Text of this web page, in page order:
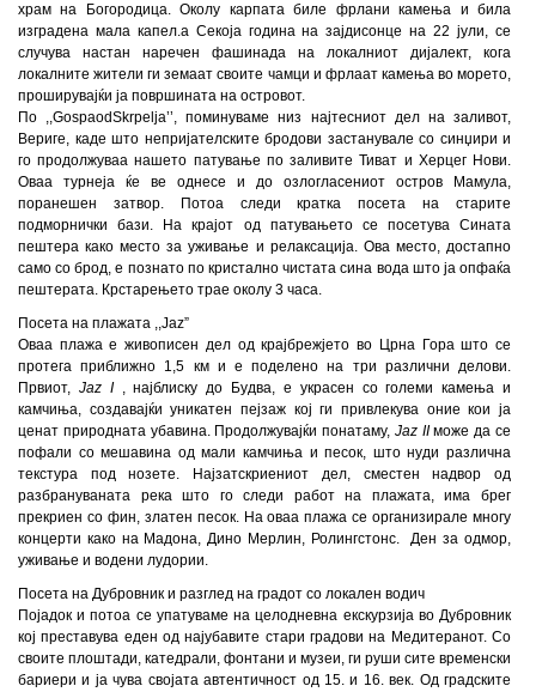
храм на Богородица. Околу карпата биле фрлани камења и била
изградена мала капел.а Секоја година на зајдисонце на 22 јули, се
случува настан наречен фашинада на локалниот дијалект, кога
локалните жители ги земаат своите чамци и фрлаат камења во морето,
проширувајќи ја површината на островот.
По ,,GospaodSkrpelja’’, поминуваме низ најтесниот дел на заливот,
Вериге, каде што непријателските бродови застанувале со синџири и
го продолжуваа нашето патување по заливите Тиват и Херцег Нови.
Оваа турнеја ќе ве однесе и до озлогласениот остров Мамула,
поранешен затвор. Потоа следи кратка посета на старите
подморнички бази. На крајот од патувањето се посетува Сината
пештера како место за уживање и релаксација. Ова место, достапно
само со брод, е познато по кристално чистата сина вода што ја опфаќа
пештерата. Крстарењето трае околу 3 часа.
Посета на плажата ,,Jaz”
Оваа плажа е живописен дел од крајбрежјето во Црна Гора што се
протега приближно 1,5 км и е поделено на три различни делови.
Првиот, Jaz I, најблиску до Будва, е украсен со големи камења и
камчиња, создавајќи уникатен пејзаж кој ги привлекува оние кои ја
ценат природната убавина. Продолжувајќи понатаму, Jaz IIможе да се
пофали со мешавина од мали камчиња и песок, што нуди различна
текстура под нозете. Најзатскриениот дел, сместен надвор од
разбрануваната река што го следи работ на плажата, има брег
прекриен со фин, златен песок. На оваа плажа се организирале многу
концерти како на Мадона, Дино Мерлин, Ролингстонс. Ден за одмор,
уживање и водени лудории.
Посета на Дубровник и разглед на градот со локален водич
Појадок и потоа се упатуваме на целодневна екскурзија во Дубровник
кој преставува еден од најубавите стари градови на Медитеранот. Со
своите плоштади, катедрали, фонтани и музеи, ги руши сите временски
бариери и ја чува својата автентичност од 15. и 16. век. Од градските